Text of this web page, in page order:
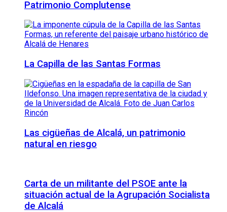
Patrimonio Complutense
La Capilla de las Santas Formas
Las cigüeñas de Alcalá, un patrimonio
natural en riesgo
Carta de un militante del PSOE ante la
situación actual de la Agrupación Socialista
de Alcalá